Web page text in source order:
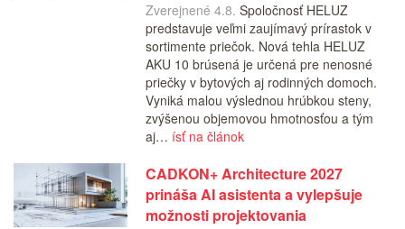
Zverejnené 4.8. Spoločnosť HELUZ
predstavuje veľmi zaujímavý prírastok v
sortimente priečok. Nová tehla HELUZ
AKU 10 brúsená je určená pre nenosné
priečky v bytových aj rodinných domoch.
Vyniká malou výslednou hrúbkou steny,
zvýšenou objemovou hmotnosťou a tým
aj… ísť na článok
CADKON+ Architecture 2027
prináša AI asistenta a vylepšuje
možnosti projektovania